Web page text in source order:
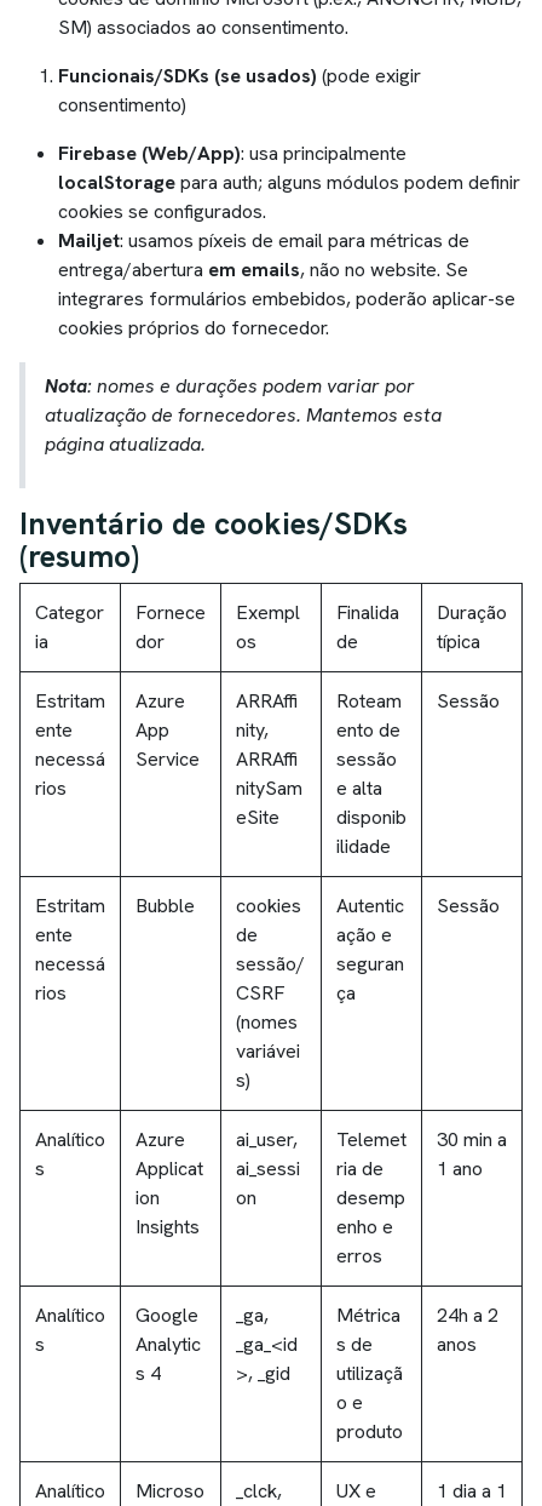
SM) associados ao consentimento.
Funcionais/SDKs (se usados) (pode exigir
consentimento)
Firebase (Web/App): usa principalmente
localStoragepara auth; alguns módulos podem definir
cookies se configurados.
Mailjet: usamos píxeis de email para métricas de
entrega/abertura em emails, não no website. Se
integrares formulários embebidos, poderão aplicar-se
cookies próprios do fornecedor.
Nota: nomes e durações podem variar por
atualização de fornecedores. Mantemos esta
página atualizada.
Inventário de cookies/SDKs
(resumo)
Categor
ia
Fornece
dor
Exempl
os
Finalida
de
Duração
típica
Estritam
ente
necessá
rios
Azure
App
Service
ARRAffi
nity,
ARRAffi
nitySam
eSite
Roteam
ento de
sessão
e alta
disponib
ilidade
Sessão
Estritam
ente
necessá
rios
Bubble
cookies
de
sessão/
CSRF
(nomes
variávei
s)
Autentic
ação e
seguran
ça
Sessão
Analítico
s
Azure
Applicat
ion
Insights
ai_user,
ai_sessi
on
Telemet
ria de
desemp
enho e
erros
30 min a
1 ano
Analítico
s
Google
Analytic
s 4
_ga,
_ga_<id
>, _gid
Métrica
s de
utilizaçã
o e
produto
24h a 2
anos
Analítico
Microso
_clck,
UX e
1 dia a 1